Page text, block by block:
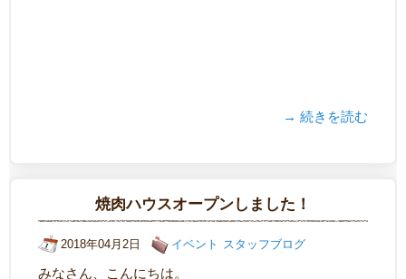
→ 続きを読む
焼肉ハウスオープンしました！
2018年04月2日 イベント スタッフブログ
みなさん、こんにちは。